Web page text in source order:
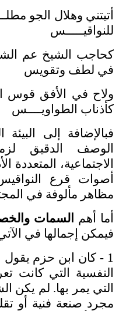
أتيتني وهلال الجو
للنواقيـــــس
كحاجب الشيخ عم
في لطف وتقويس
ولاح في الأفق قوس
كأذناب الطواويــــس
فبالإضافة إلى
الوصف الدقيق
الاجتماعية، المتعددة
أصوات قرع
مظاهر مألوفة في
أما أهم السمات
فيمكن إجمالها في
1 - كان ابن حزم
النفسية التي كانت
التي يمر بها. لم يكن
مجرد صنعة فنية أو